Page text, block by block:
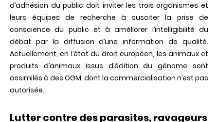
d’adhésion du public doit inviter les trois organismes et
leurs équipes de recherche à susciter la prise de
conscience du public et à améliorer l’intelligibilité du
débat par la diffusion d’une information de qualité.
Actuellement, en l’état du droit européen, les animaux et
produits d’animaux issus d’édition du génome sont
assimilés à des OGM, dont la commercialisation n’est pas
autorisée.
Lutter contre des parasites, ravageurs